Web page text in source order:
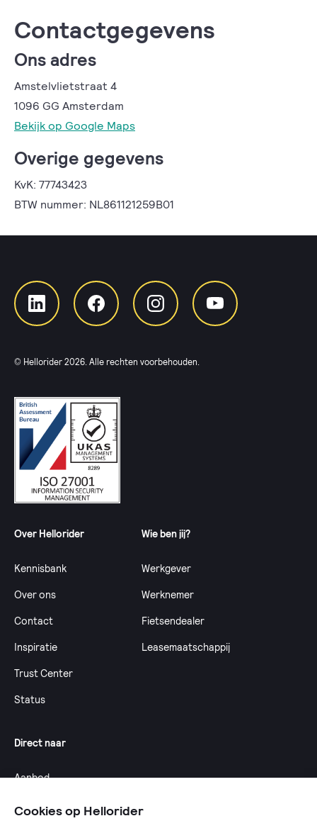
Contactgegevens
Ons adres
Amstelvlietstraat 4
1096 GG Amsterdam
Bekijk op Google Maps
Overige gegevens
KvK: 77743423
BTW nummer: NL861121259B01
© Hellorider 2026 . Alle rechten voorbehouden.
Over Hellorider
Kennisbank
Over ons
Contact
Inspiratie
Trust Center
Status
Wie ben jij?
Werkgever
Werknemer
Fietsendealer
Leasemaatschappij
Direct naar
Aanbod
Cookies op Hellorider